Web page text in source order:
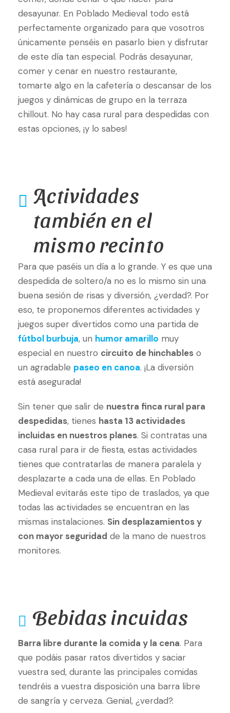
desayunar. En Poblado Medieval todo está
perfectamente organizado para que vosotros
únicamente penséis en pasarlo bien y disfrutar
de este día tan especial. Podrás desayunar,
comer y cenar en nuestro restaurante,
tomarte algo en la cafetería o descansar de los
juegos y dinámicas de grupo en la terraza
chillout. No hay casa rural para despedidas con
estas opciones, ¡y lo sabes!
Actividades
también en el
mismo recinto
Para que paséis un día a lo grande. Y es que una
despedida de soltero/a no es lo mismo sin una
buena sesión de risas y diversión, ¿verdad?. Por
eso, te proponemos diferentes actividades y
juegos super divertidos como una partida de
fútbol burbuja, un humor amarillo muy
especial en nuestro circuito de hinchables o
un agradable paseo en canoa. ¡La diversión
está asegurada!
Sin tener que salir de nuestra finca rural para
despedidas, tienes hasta 13 actividades
incluidas en nuestros planes. Si contratas una
casa rural para ir de fiesta, estas actividades
tienes que contratarlas de manera paralela y
desplazarte a cada una de ellas. En Poblado
Medieval evitarás este tipo de traslados, ya que
todas las actividades se encuentran en las
mismas instalaciones. Sin desplazamientos y
con mayor seguridad de la mano de nuestros
monitores.
Bebidas incuidas
Barra libre durante la comida y la cena. Para
que podáis pasar ratos divertidos y saciar
vuestra sed, durante las principales comidas
tendréis a vuestra disposición una barra libre
de sangría y cerveza. Genial, ¿verdad?.